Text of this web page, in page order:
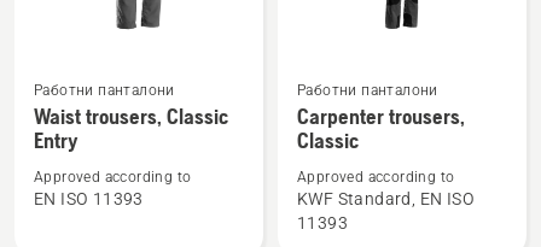
Вижте
повече
подробности
Waist
Работни панталони
Waist trousers, Classic
Entry
Approved according to
EN ISO 11393
Вижте
повече
подробности
Carpenter
trousers,
Работни панталони
Carpenter trousers,
Classic
Approved according to
KWF Standard, EN ISO
11393